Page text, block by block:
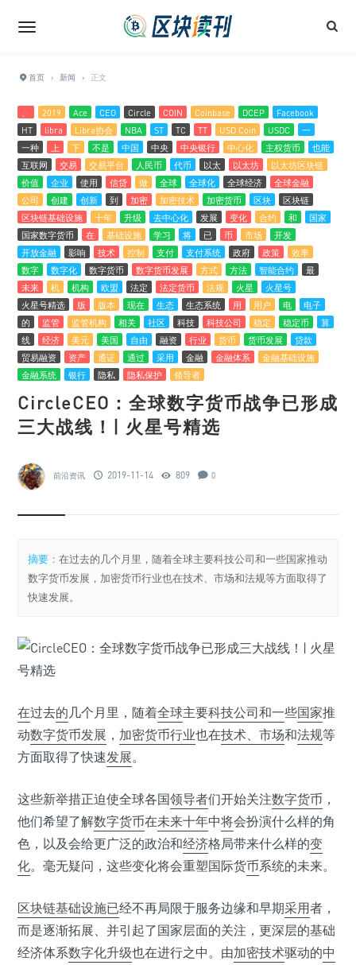
首页 › 新闻 › 正文
2019 Ace CEO Circle COIN Coinbase DCEP
Facebook
HT
libra Libra协会 NBA ST TC TT USD Coin USDC
一
一种
上 下 不是 中国 中央 中央银行 中心化 主权货币
也能
互联网
交易 交易平台 人民币 代币 以太 以太坊
以太坊区块链
价值
企业 使用 信贷 做 全球 全球化 全球经济
全球金融
公司
创建 创新 到 加密 加密技术 加密货币 区块
区块链
区块链基础设施
十年 升级 去中心化 发展 变化 合约 和
国家
国家数字货币
在 基础设施 学习 将 已 币 市场
开发
开放金融
影响 技术 控制 支付 支付系统 政府 政策
效率
数字
数字化 数字货币 数字货币发展 方式 方法 智能合约
最
未来
机 机构 欧盟 法定 法定货币 法规 火星
火星号
火星号精选
版 版本 现在 生态 生态系统 用 用户 电
电子
的
监管 监管机构 相关 社区 科技 科技公司 稳定 稳定币
算
线
经济 美元 美国 自由 融资 行业 货币 货币发展
贷款
贸易融资
资产 通证 通过 采用 金融 金融体系
金融基础设施
金融系统
银行 隐私 隐私保护 领导者
CircleCEO：全球数字货币战争已形成
三大战线！| 火星号精选
前沿资讯 2019-11-14 809 0
摘要：在过去的几个月里，随着全球主要科技公司和一些国家推动
数字货币发展，加密货币行业也在技术、市场和法规等方面取得了
快速发展。
在过去的几个月里，随着全球主要科技公司和一些国家推
动数字货币发展 ， 加密货币行业也在技术、 市场和法规等
方面取得了快速发展。
这些新举措正迫使全球各国领导者们开始关注数字货币 ，
他们希望了解数字货币在未来十年中将会扮演什么样的角
色，以及会给更广泛的政治和经济格局带来什么样的变
化。毫无疑问，这些变化将会重塑国际货币系统的未来。
区块链基础设施已经不再局限于服务边缘和早期采用者，
而是逐渐拓展、并引起了国家层面的关注，更深层的基础
经济体系数字化升级也在进行之中。由加密技术驱动的中